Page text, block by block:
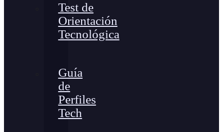
Test de
Orientación
Tecnológica
Guía
de
Perfiles
Tech